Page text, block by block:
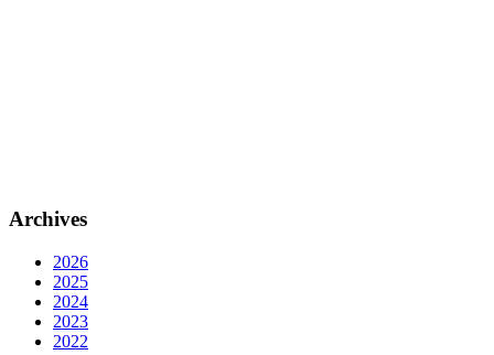
Archives
2026
2025
2024
2023
2022